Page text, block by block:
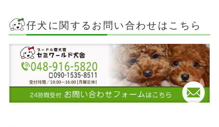
仔犬に関するお問い合わせはこちら